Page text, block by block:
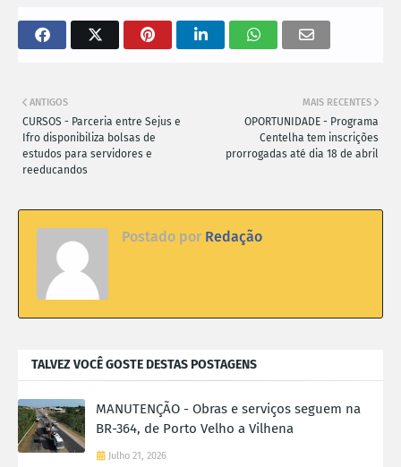
MAIS RECENTES
OPORTUNIDADE - Programa
Centelha tem inscrições
prorrogadas até dia 18 de abril
ANTIGOS
CURSOS - Parceria entre Sejus e
Ifro disponibiliza bolsas de
estudos para servidores e
reeducandos
Postado por Redação
TALVEZ VOCÊ GOSTE DESTAS POSTAGENS
MANUTENÇÃO - Obras e serviços seguem na
BR-364, de Porto Velho a Vilhena
Julho 21, 2026